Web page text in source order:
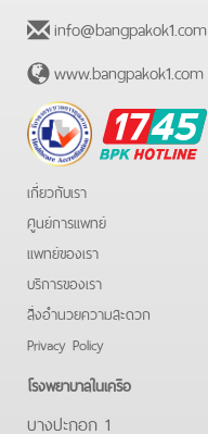
info@bangpakok1.com
www.bangpakok1.com
BPK
Hotline
เกี่ยวกับเรา
ศูนย์การแพทย์
แพทย์ของเรา
บริการของเรา
สิ่งอำนวยความสะดวก
Privacy Policy
โรงพยาบาลในเครือ
บางปะกอก 1